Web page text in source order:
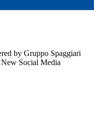
by Gruppo Spaggiari
Social Media